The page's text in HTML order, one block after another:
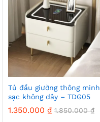
Tủ đầu giường thông minh
sạc không dây – TDG05
1.350.000 ₫ 1.850.000₫